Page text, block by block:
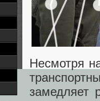
Несмотря
замедляет